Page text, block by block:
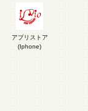
アプリストア
(Iphone)